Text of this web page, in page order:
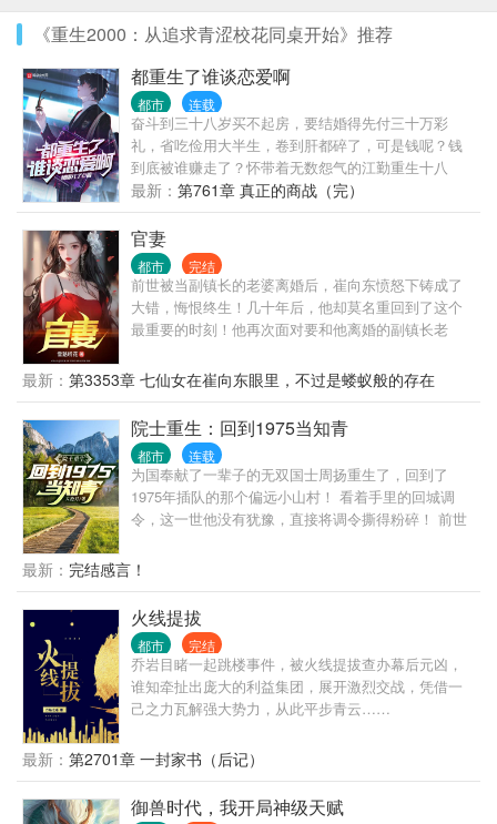
《重生2000：从追求青涩校花同桌开始》推荐
都重生了谁谈恋爱啊
都市 连载
奋斗到三十八岁买不起房，要结婚得先付三十万彩
礼，省吃俭用大半生，卷到肝都碎了，可是钱呢？钱
到底被谁赚走了？怀带着无数怨气的江勤重生十八
岁，睁开眼的唯一念头就是创业搞钱。第一步，先把
送出去的情书抢回来，翻个面，在校花惊愕的眼神中
写下三行字：现在打工是不可能打工的！只想财富自
由，永不为奴！至于恋爱？那玩意儿狗都不谈！
最新： 第761章 真正的商战（完）
官妻
都市 完结
前世被当副镇长的老婆离婚后，崔向东愤怒下铸成了
大错，悔恨终生！几十年后，他却莫名重回到了这个
最重要的时刻！他再次面对要和他离婚的副镇长老
最新： 第3353章 七仙女在崔向东眼里，不过是蝼蚁般的存在
院士重生：回到1975当知青
都市 连载
为国奉献了一辈子的无双国士周扬重生了，回到了
1975年插队的那个偏远小山村！ 看着手里的回城调
令，这一世他没有犹豫，直接将调令撕得粉碎！ 前世
幼薇母女蒙难惨死。 重活一世，周扬只想老婆孩子热
的时代！
最新： 完结感言！
火线提拔
都市 完结
乔岩目睹一起跳楼事件，被火线提拔查办幕后元凶，
谁知牵扯出庞大的利益集团，展开激烈交战，凭借一
己之力瓦解强大势力，从此平步青云……
最新： 第2701章 一封家书（后记）
御兽时代，我开局神级天赋